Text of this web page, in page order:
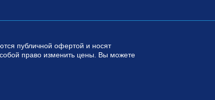
публичной офертой и носят
право изменить цены. Вы можете